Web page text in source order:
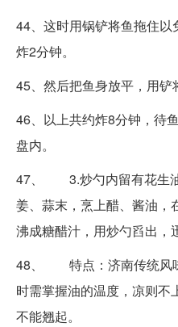
44、这时用锅铲将鱼拖住
炸2分钟。
45、然后把鱼身放平，用铲
46、以上共约炸8分钟，待
盘内。
47、 3.炒勺内留有花生油
姜、蒜末，烹上醋、酱油，
沸成糖醋汁，用炒勺舀出，
48、 特点：济南传统风
时需掌握油的温度，凉则不
不能翘起。